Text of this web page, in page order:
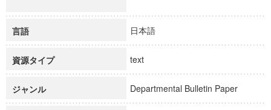
言語 日本語
資源タイプ text
ジャンル Departmental Bulletin Paper